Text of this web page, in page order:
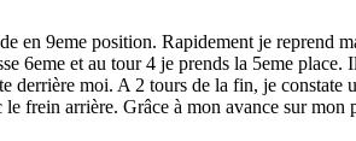
en 9eme position. Rapidement je reprend
et au tour 4 je prends la 5eme
moi. A 2 tours de la fin, je
arrière. Grâce à mon avance sur mon